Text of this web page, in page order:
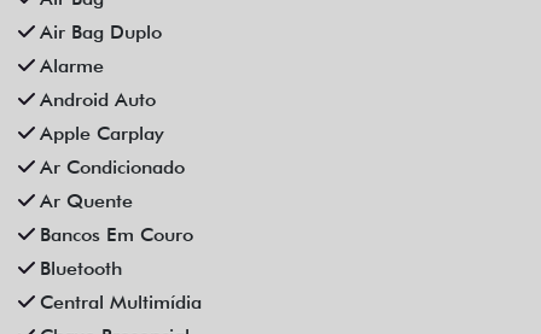
Air Bag Duplo
Alarme
Android Auto
Apple Carplay
Ar Condicionado
Ar Quente
Bancos Em Couro
Bluetooth
Central Multimídia